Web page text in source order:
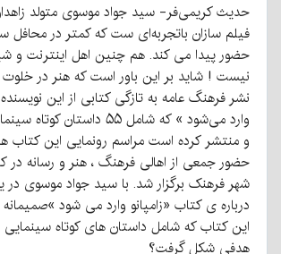
حدیث کریمی‌فر- سید جواد موسوی متولد
فیلم سازان با‌‌تجربه‌‌ای ست که کمتر در محافل
حضور پیدا می کند. هم چنین اهل اینترنت و
نیست ! شاید بر این باور است که هنر در
نشر فرهنگ عامه به تازگی کتابی از این نویسنده
وارد می‌شود » که شامل ۵۵
و منتشر کرده است مراسم رونمایی این کتاب
حضور جمعی از اهالی فرهنگ ، هنر و رسانه
شهر فرهنک برگزار شد. با سید جواد موسوی
درباره ی کتاب «زامپانو وارد می شود
این کتاب که شامل داستان های کوتاه
هدفی شکل گرفت؟